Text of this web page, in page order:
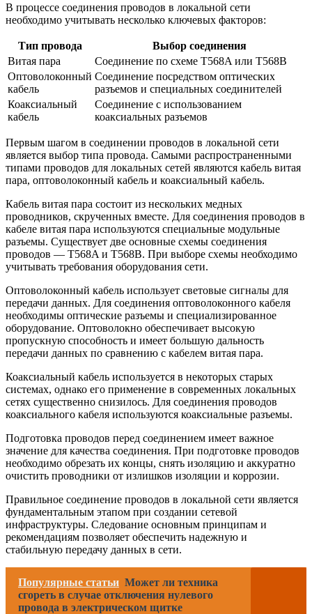
В процессе соединения проводов в локальной сети
необходимо учитывать несколько ключевых факторов:
Тип провода
Выбор соединения
Витая пара
Соединение по схеме T568A или T568B
Оптоволоконный
кабель
Соединение посредством оптических
разъемов и специальных соединителей
Коаксиальный
кабель
Соединение с использованием
коаксиальных разъемов
Первым шагом в соединении проводов в локальной сети
является выбор типа провода. Самыми распространенными
типами проводов для локальных сетей являются кабель витая
пара, оптоволоконный кабель и коаксиальный кабель.
Кабель витая пара состоит из нескольких медных
проводников, скрученных вместе. Для соединения проводов в
кабеле витая пара используются специальные модульные
разъемы. Существует две основные схемы соединения
проводов — T568A и T568B. При выборе схемы необходимо
учитывать требования оборудования сети.
Оптоволоконный кабель использует световые сигналы для
передачи данных. Для соединения оптоволоконного кабеля
необходимы оптические разъемы и специализированное
оборудование. Оптоволокно обеспечивает высокую
пропускную способность и имеет большую дальность
передачи данных по сравнению с кабелем витая пара.
Коаксиальный кабель используется в некоторых старых
системах, однако его применение в современных локальных
сетях существенно снизилось. Для соединения проводов
коаксиального кабеля используются коаксиальные разъемы.
Подготовка проводов перед соединением имеет важное
значение для качества соединения. При подготовке проводов
необходимо обрезать их концы, снять изоляцию и аккуратно
очистить проводники от излишков изоляции и коррозии.
Правильное соединение проводов в локальной сети является
фундаментальным этапом при создании сетевой
инфраструктуры. Следование основным принципам и
рекомендациям позволяет обеспечить надежную и
стабильную передачу данных в сети.
Популярные статьи Может ли техника
сгореть в случае отключения нулевого
провода в электрическом щитке